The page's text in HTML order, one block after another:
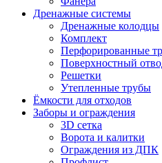
Дренажные системы
Дренажные колодцы
Комплект
Перфорированные
Поверхностный
Решетки
Утепленные трубы
Ёмкости для отходов
Заборы и ограждения
3D сетка
Ворота и калитки
Ограждения из ДПК